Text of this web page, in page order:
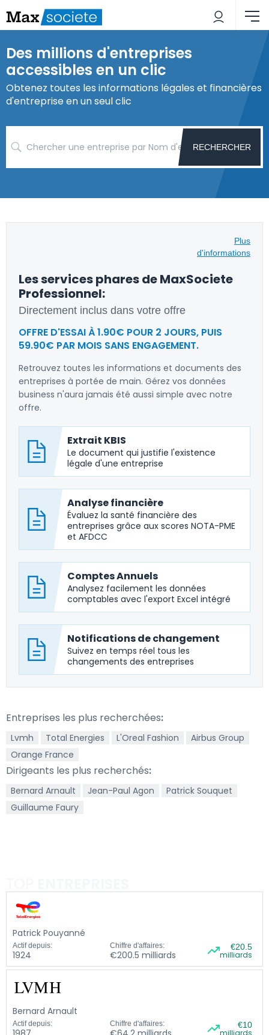
Des millions d'entreprises
accessibles en un clic
Obtenez toutes les informations légales et financières
d'entreprise en un seul clic
RECHERCHER
Plus
d'informations
Les services phares de MaxSociete
Professionnel:
Directement inclus dans votre offre
OFFRE D'ESSAI À 1.90€ POUR 2 JOURS, PUIS
59.90€ PAR MOIS SANS ENGAGEMENT.
Retrouvez toutes les informations et documents des
entreprises à portée de main. Gérez vos données
business n'aura jamais été aussi simple avec notre
offre.
Extrait KBIS
Le document qui justifie l'existence
légale d'une entreprise
Analyse financière
Évaluez la santé financière des
entreprises grâce aux scores NOTA-PME
et AFDCC
Comptes Annuels
Analysez facilement les données
comptables avec l'export Excel intégré
Notifications de changement
Suivez en temps réel tous les
changements des entreprises
Entreprises les plus recherchées:
Lvmh Total Energies L'Oreal Fashion
Airbus Group
Orange France
Dirigeants les plus recherchés:
Bernard Arnault Jean-Paul Agon
Patrick Souquet
Guillaume Faury
Patrick Pouyanné
Actif depuis:
1924
Chiffre d'affaires:
€200.5 milliards
€20.5
milliards
Bernard Arnault
Actif depuis: Chiffre d'affaires: €10
milliards